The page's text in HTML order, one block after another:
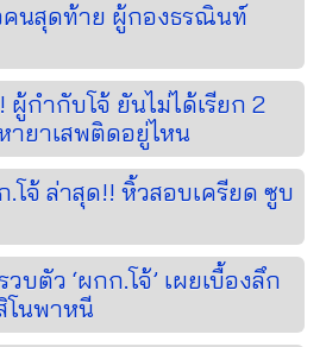
คนสุดท้าย ผู้กองธรณินท์
ผู้กำกับโจ้ ยันไม่ได้เรียก 2
ายาเสพติดอยู่ไหน
โจ้ ล่าสุด!! หิ้วสอบเครียด ซูบ
บตัว ‘ผกก.โจ้’ เผยเบื้องลึก
โนพาหนี